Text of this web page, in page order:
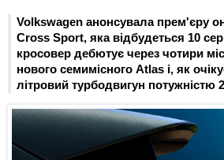
Volkswagen анонсувала прем'єру
Cross Sport, яка відбудеться 10
кросовер дебютує через чотири
нового семимісного Atlas і, як
літровий турбодвигун потужністю